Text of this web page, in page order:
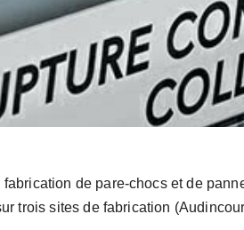
de pare-chocs et de
trois sites de fabrication